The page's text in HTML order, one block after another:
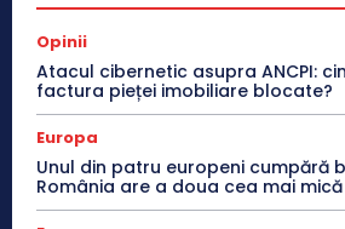
Opinii
Atacul cibernetic asupra ANCPI:
factura pieței imobiliare blocate?
Europa
Unul din patru europeni cumpără
România are a doua cea mai